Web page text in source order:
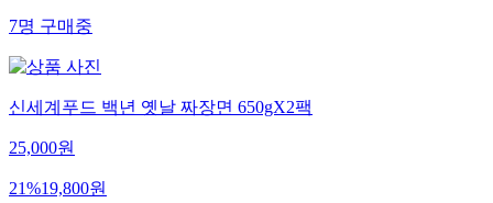
7명구매중
신세계푸드 백년 옛날 짜장면 650gX2팩
25,000원
21%19,800원